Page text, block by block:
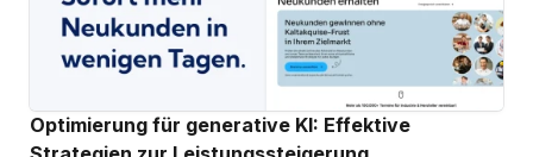
Optimierung für generative KI: Effektive